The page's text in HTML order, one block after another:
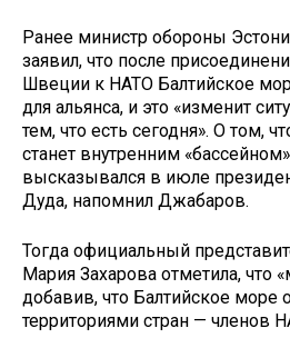
Ранее министр обороны
заявил, что после
Швеции к НАТО Балтийское
для альянса, и это «изменит
тем, что есть сегодня». О том,
станет внутренним
высказывался в июле
Дуда, напомнил Джабаров.
Тогда официальный
Мария Захарова отметила, что
добавив, что Балтийское море
территориями стран — членов